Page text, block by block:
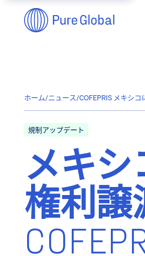
ホーム/ニュース/COFEPRIS メキシ
規制アップデート
メキ
権利譲